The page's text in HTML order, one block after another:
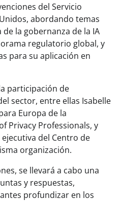
del Servicio
abordando temas
la gobernanza de la IA
regulatorio global, y
para su aplicación en
participación de
sector, entre ellas Isabelle
Europa de la
Privacy Professionals, y
del Centro de
organización.
se llevará a cabo una
y respuestas,
profundizar en los